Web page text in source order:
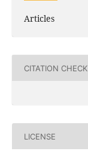
Articles
CITATION CHECK
LICENSE